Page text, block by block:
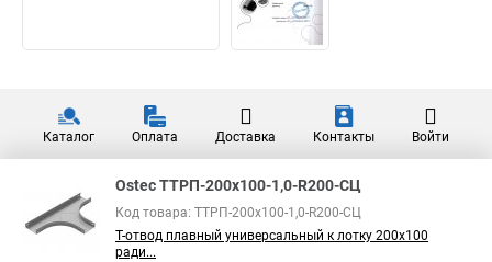
Каталог Оплата Доставка Контакты Войти
Ostec ТТРП-200х100-1,0-R200-СЦ
Код товара: ТТРП-200х100-1,0-R200-СЦ
Т-отвод плавный универсальный к лотку 200х100
ради...